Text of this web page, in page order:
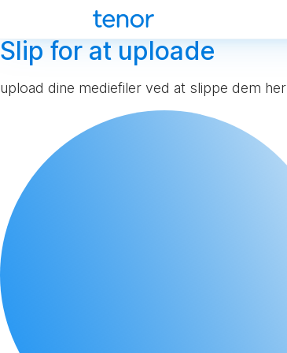
Slip for at uploade
upload dine mediefiler ved at slippe dem her